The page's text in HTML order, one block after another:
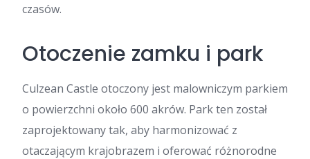
czasów.
Otoczenie zamku i park
Culzean Castle otoczony jest malowniczym parkiem
o powierzchni około 600 akrów. Park ten został
zaprojektowany tak, aby harmonizować z
otaczającym krajobrazem i oferować różnorodne